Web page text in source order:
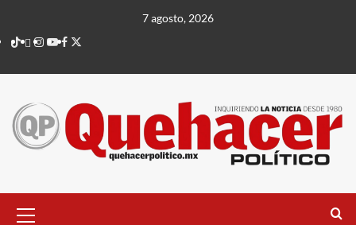
contenido
7 agosto, 2026
TikTok
threads
Instagram
Youtube
Facebook
X
principal